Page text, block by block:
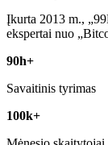
Įkurta 2013 m.,
ekspertai nuo
90h+
Savaitinis tyrimas
100k+